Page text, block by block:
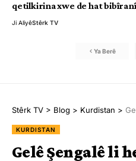
qetilkirina xwe de hat
Ji AliyêStêrk TV
Ya Berê
Stêrk TV > Blog > Kurdistan > Gelê
KURDISTAN
Gelê Şengalê li